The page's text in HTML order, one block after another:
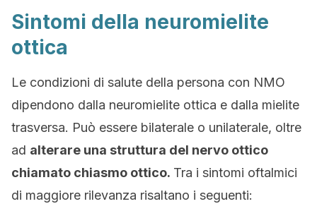
Sintomi della neuromielite
ottica
Le condizioni di salute della persona con NMO
dipendono dalla neuromielite ottica e dalla mielite
trasversa. Può essere bilaterale o unilaterale, oltre
ad alterare una struttura del nervo ottico
chiamato chiasmo ottico. Tra i sintomi oftalmici
di maggiore rilevanza risaltano i seguenti: